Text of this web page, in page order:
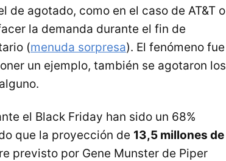
agotado, como en el caso de AT&T o
la demanda durante el fin de
(menuda sorpresa). El fenómeno fue
un ejemplo, también se agotaron los
el Black Friday han sido un 68%
que la proyección de 13,5 millones de
previsto por Gene Munster de Piper